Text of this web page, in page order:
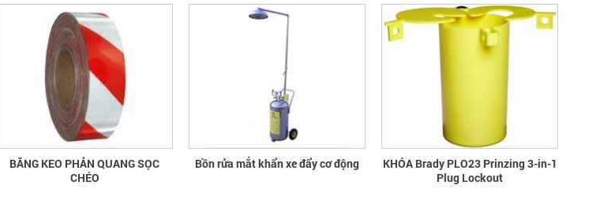
BĂNG KEO PHẢN QUANG SỌC
CHÉO
Bồn rửa mắt khẩn xe đẩy cơ động
KHÓA Brady PLO23 Prinzing 3-in-1
Plug Lockout